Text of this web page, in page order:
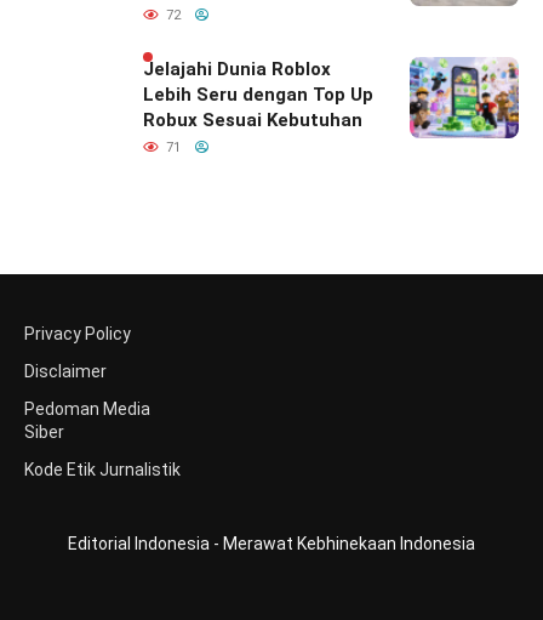
Merayakan yang Nomor
Indonesia
72
Jelajahi Dunia Roblox
Lebih Seru dengan Top Up
Robux Sesuai Kebutuhan
71
Privacy Policy
Disclaimer
Pedoman Media
Siber
Kode Etik Jurnalistik
Editorial Indonesia - Merawat Kebhinekaan Indonesia